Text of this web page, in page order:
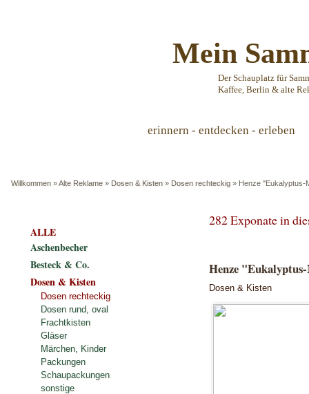
Mein
Der Schauplatz für
Kaffee, Berlin & alte
erinnern - entdecken - erleben
Willkommen »Alte Reklame » Dosen & Kisten » Dosen rechteckig » Henze "Eukalyptus-
282 Exponate in
Henze
Dosen & Kisten
ALLE
Aschenbecher
Besteck & Co.
Dosen & Kisten
Dosen rechteckig
Dosen rund, oval
Frachtkisten
Gläser
Märchen, Kinder
Packungen
Schaupackungen
sonstige